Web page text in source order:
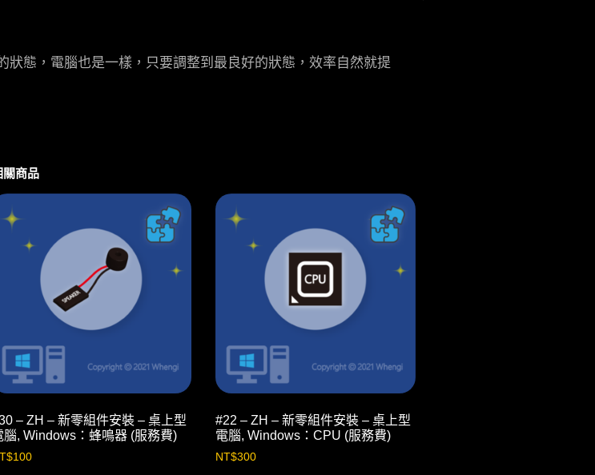
態，電腦也是一樣，只要調整到最良好的狀態，效率自然就提
關商品
– ZH – 新零組件安裝 – 桌上型
腦, Windows：蜂鳴器 (服務費)
100
#22 – ZH – 新零組件安裝 – 桌上型
電腦, Windows：CPU (服務費)
NT$300